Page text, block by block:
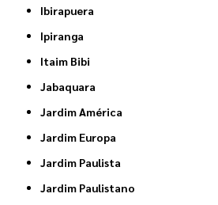
Ibirapuera
Ipiranga
Itaim Bibi
Jabaquara
Jardim América
Jardim Europa
Jardim Paulista
Jardim Paulistano